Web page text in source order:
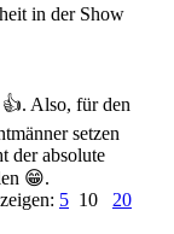
in der Show
Also, für den
setzen
der absolute
😁.
5 10 20